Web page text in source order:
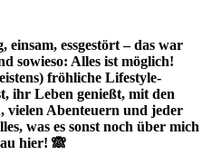
essgestört – das war
sowieso: Alles ist möglich!
fröhliche Lifestyle-
ihr Leben genießt, mit den
vielen Abenteuern und jeder
was es sonst noch über mich
hier! 🙈